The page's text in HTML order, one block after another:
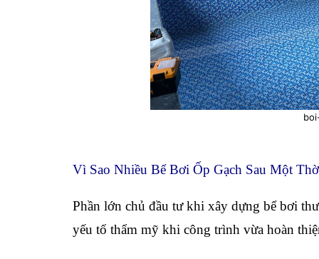
Vì Sao Nhiều Bể Bơi Ốp Gạch Sau Một
Phần lớn chủ đầu tư khi xây dựng bể bơi
yếu tố thẩm mỹ khi công trình vừa hoàn